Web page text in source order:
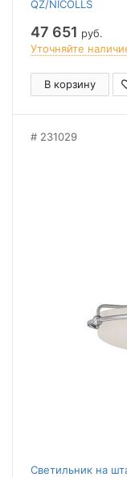
QZ/NICOLLS
47 651 руб.
Уточняйте
В корзину
231029
Светильник на